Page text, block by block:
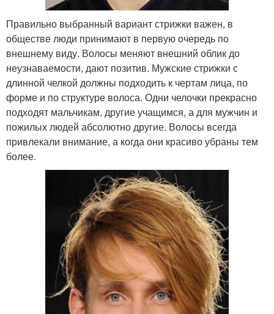
Правильно выбранный вариант стрижки важен, в
обществе люди принимают в первую очередь по
внешнему виду. Волосы меняют внешний облик до
неузнаваемости, дают позитив. Мужские стрижки с
длинной челкой должны подходить к чертам лица, по
форме и по структуре волоса. Одни челочки прекрасно
подходят мальчикам, другие учащимся, а для мужчин и
пожилых людей абсолютно другие. Волосы всегда
привлекали внимание, а когда они красиво убраны тем
более.